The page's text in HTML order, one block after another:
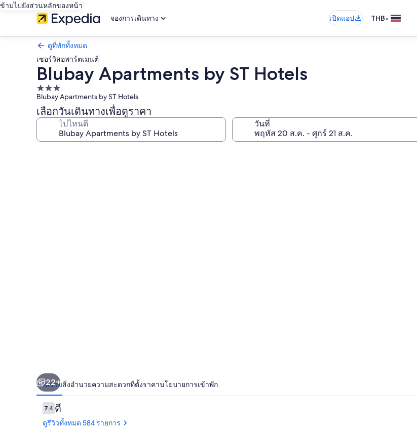
ข้ามไปยังส่วนหลักของหน้า
จองการเดินทาง
เปิดแอป THB•
ดูที่พักทั้งหมด
เซอร์วิสอพาร์ตเมนต์
Blubay Apartments by ST Hotels
ที่พัก
3.0
ดาว
Blubay Apartments by ST Hotels
เลือกวันเดินทางเพื่อดูราคา
ไปไหนดี วันที่
22+
ภาพรวมสิ่งอำนวยความสะดวกที่ตั้งราคานโยบายการเข้าพัก
รีวิว
7.47.4 จาก 10
ดี
ดูรีวิวทั้งหมด 584 รายการ